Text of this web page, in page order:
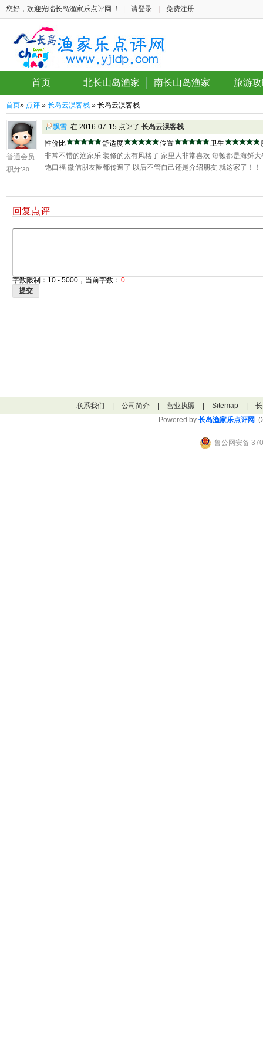
您好，欢迎光临长岛渔家乐点评网 ！ 请登录 免费注册
首页 北长山岛渔家 南长山岛渔家 旅游
首页» 点评 » 长岛云淏客栈 » 长岛云淏客栈
普通会员
积分:30
飘雪 在 2016-07-15 点评了 长岛云淏客栈
性价比
舒适度 位置 卫生
非常不错的渔家乐 装修的太有风格了 家里人非常喜欢 每顿都是海鲜
饱口福 微信朋友圈都传遍了 以后不管自己还是介绍朋友 就这家了！！
回复点评
字数限制：10 - 5000，当前字数： 0
提交
联系我们 公司简介 营业执照 Sitemap
Powered by 长岛渔家乐点评网
鲁公网安备